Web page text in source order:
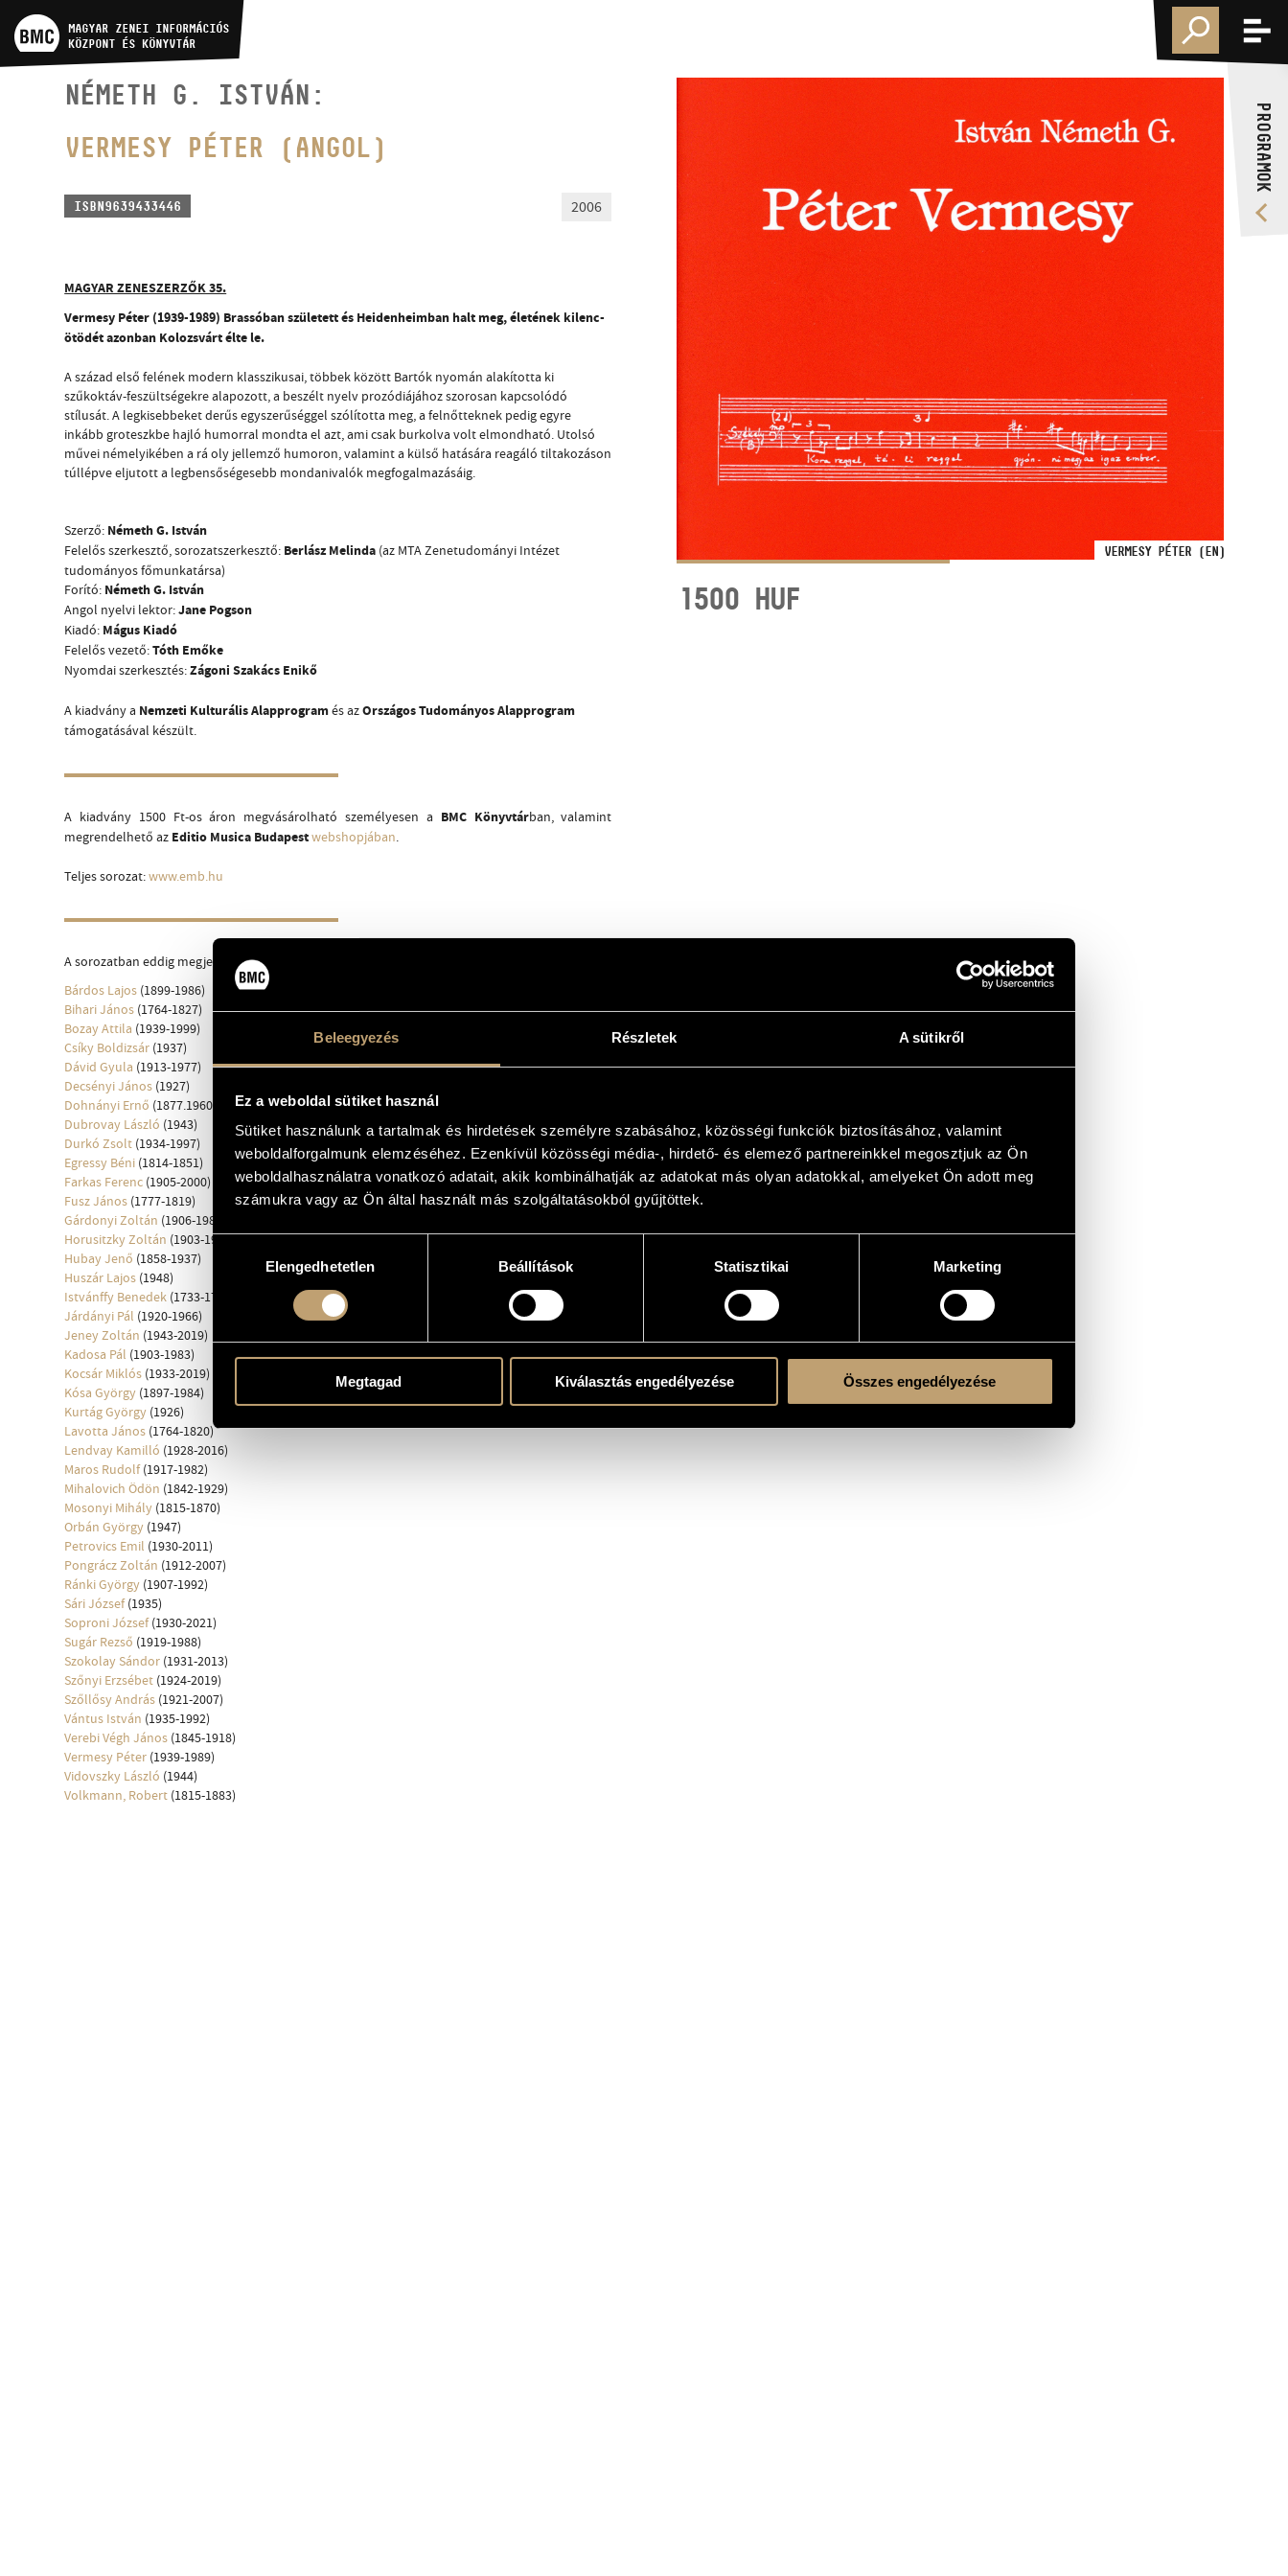
Beleegyezés Részletek A sütikről
Ez a weboldal sütiket használ
Sütiket használunk a tartalmak és hirdetések személyre szabásához, közösségi funkciók biztosításához, valamint
weboldalforgalmunk elemzéséhez. Ezenkívül közösségi média-, hirdető- és elemező partnereinkkel megosztjuk az Ön
weboldalhasználatra vonatkozó adatait, akik kombinálhatják az adatokat más olyan adatokkal, amelyeket Ön adott meg
számukra vagy az Ön által használt más szolgáltatásokból gyűjtöttek.
Hozzájárulás
kiválasztásaElengedhetetlen Beállítások Statisztikai Marketing
Megtagad Kiválasztás engedélyezése Összes engedélyezése
MAGYAR ZENEI INFORMÁCIÓS
KÖZPONT ÉS KÖNYVTÁR
PROGRAMOK
KIADVÁNYOK RÓLUNK
KAPCSOLAT
MŰVÉSZADATBÁZIS
ZENEMŰ-ADATBÁZIS
ZENEI KÖNYVTÁR, ONLINE
KATALÓGUS
NÉMETH G. ISTVÁN:
VERMESY PÉTER (ANGOL)
ISBN9639433446 2006
MAGYAR ZENESZERZŐK 35.
Vermesy Péter (1939-1989) Brassóban született és Heidenheimban halt meg, életének kilenc-
ötödét azonban Kolozsvárt élte le.
A század első felének modern klasszikusai, többek között Bartók nyomán alakította ki
szűkoktáv-feszültségekre alapozott, a beszélt nyelv prozódiájához szorosan kapcsolódó
stílusát. A legkisebbeket derűs egyszerűséggel szólította meg, a felnőtteknek pedig egyre
inkább groteszkbe hajló humorral mondta el azt, ami csak burkolva volt elmondható. Utolsó
művei némelyikében a rá oly jellemző humoron, valamint a külső hatására reagáló tiltakozáson
túllépve eljutott a legbensőségesebb mondanivalók megfogalmazásáig.
Szerző: Németh G. István
Felelős szerkesztő, sorozatszerkesztő: Berlász Melinda (az MTA Zenetudományi Intézet
tudományos főmunkatársa)
Forító: Németh G. István
Angol nyelvi lektor:Jane Pogson
Kiadó: Mágus Kiadó
Felelős vezető:Tóth Emőke
Nyomdai szerkesztés:Zágoni Szakács Enikő
A kiadvány a Nemzeti Kulturális Alapprogramés azOrszágos Tudományos Alapprogram
támogatásával készült.
A kiadvány 1500 Ft-os áron megvásárolható személyesen a BMC Könyvtárban, valamint
megrendelhető az Editio Musica Budapestwebshopjában.
Teljes sorozat:www.emb.hu
A sorozatban eddig megjelent kötetek:
Bárdos Lajos (1899-1986)
Bihari János (1764-1827)
Bozay Attila (1939-1999)
Csíky Boldizsár (1937)
Dávid Gyula (1913-1977)
Decsényi János (1927)
Dohnányi Ernő (1877.1960)
Dubrovay László (1943)
Durkó Zsolt (1934-1997)
Egressy Béni (1814-1851)
Farkas Ferenc (1905-2000)
Fusz János (1777-1819)
Gárdonyi Zoltán (1906-1986)
Horusitzky Zoltán (1903-1985)
Hubay Jenő (1858-1937)
Huszár Lajos (1948)
Istvánffy Benedek (1733-1778)
Járdányi Pál (1920-1966)
Jeney Zoltán (1943-2019)
Kadosa Pál (1903-1983)
Kocsár Miklós (1933-2019)
Kósa György (1897-1984)
Kurtág György (1926)
Lavotta János (1764-1820)
Lendvay Kamilló (1928-2016)
Maros Rudolf(1917-1982)
Mihalovich Ödön (1842-1929)
Mosonyi Mihály (1815-1870)
Orbán György (1947)
Petrovics Emil (1930-2011)
Pongrácz Zoltán (1912-2007)
Ránki György (1907-1992)
Sári József(1935)
Soproni József(1930-2021)
Sugár Rezső (1919-1988)
Szokolay Sándor (1931-2013)
Szőnyi Erzsébet (1924-2019)
Szőllősy András (1921-2007)
Vántus István (1935-1992)
Verebi Végh János (1845-1918)
Vermesy Péter (1939-1989)
Vidovszky László (1944)
Volkmann, Robert (1815-1883)
VERMESY PÉTER (EN)
1500 HUF